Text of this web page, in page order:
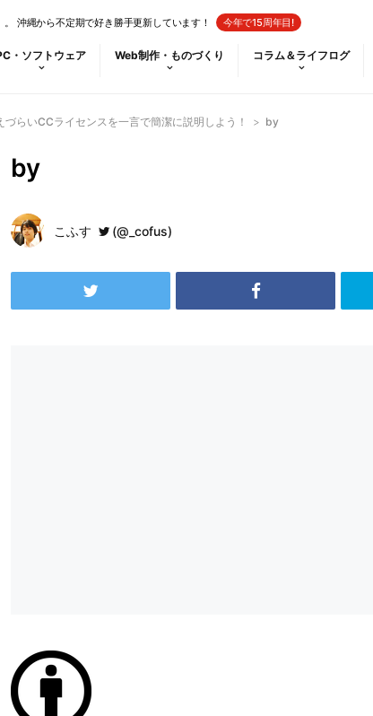
沖縄から不定期で好き勝手更新しています！ 今年で15周年目!
・ソフトウェア Web制作・ものづくり コラム＆ライフログ
づらいCCライセンスを一言で簡潔に説明しよう！ > by
by
こふす (@_cofus)